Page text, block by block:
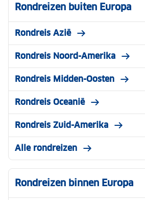
Rondreizen buiten Europa
Rondreis Azië
Rondreis Noord-Amerika
Rondreis Midden-Oosten
Rondreis Oceanië
Rondreis Zuid-Amerika
Alle rondreizen
Rondreizen binnen Europa